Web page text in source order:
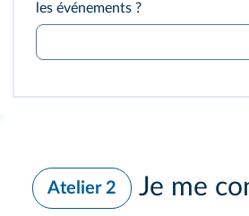
les événements ?
Atelier 2
Je me